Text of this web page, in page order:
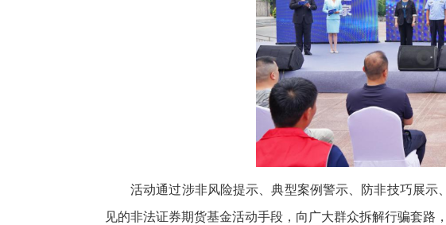
活动通过涉非风险提示、典型案例警示、防非技巧展
见的非法证券期货基金活动手段，向广大群众拆解行骗套路